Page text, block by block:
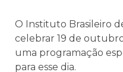
O Instituto Brasileiro
celebrar 19 de
uma programação
para esse dia.